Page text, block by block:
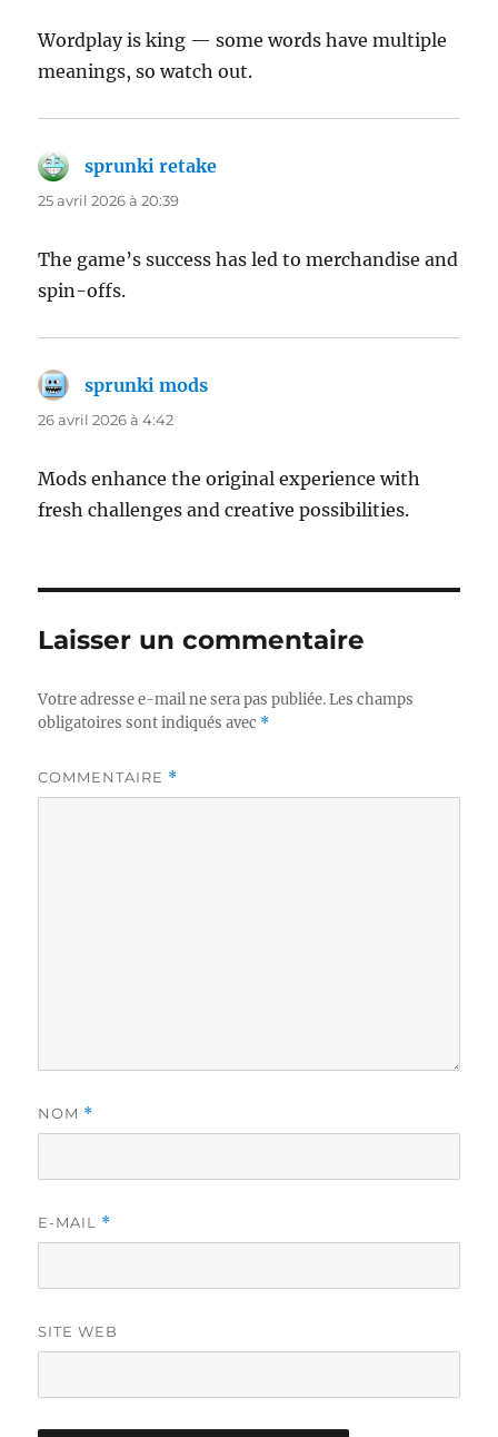
Wordplay is king — some words have multiple
meanings, so watch out.
sprunki retake
25 avril 2026 à 20:39
The game’s success has led to merchandise and
spin-offs.
sprunki mods
26 avril 2026 à 4:42
Mods enhance the original experience with
fresh challenges and creative possibilities.
Laisser un commentaire
Votre adresse e-mail ne sera pas publiée. Les champs
obligatoires sont indiqués avec *
COMMENTAIRE *
NOM *
E-MAIL *
SITE WEB